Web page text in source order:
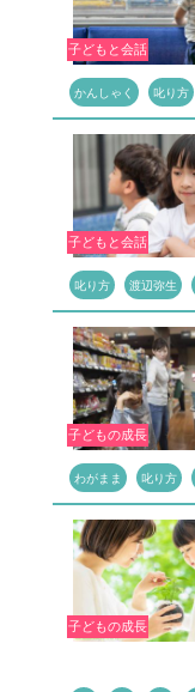
子どもと会話
かんしゃく 叱り方
子どもと会話
叱り方 渡辺弥生
子どもの成長
わがまま 叱り方
子どもの成長